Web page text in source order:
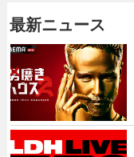
最新ニュース